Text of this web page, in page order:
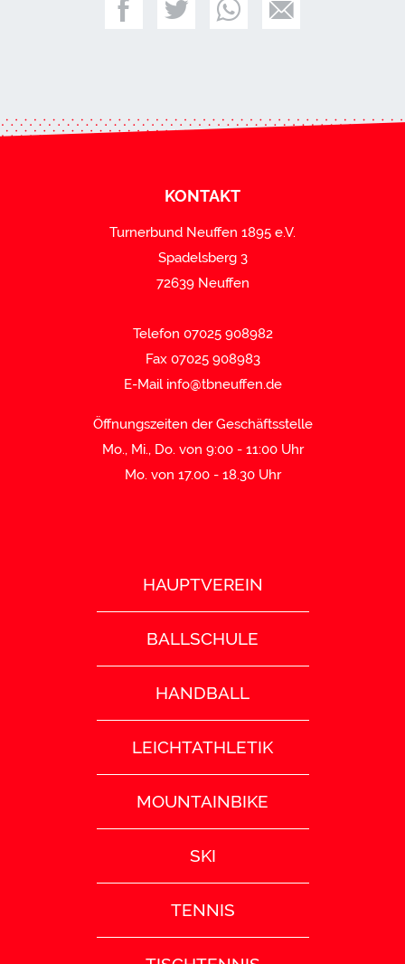
KONTAKT
Turnerbund Neuffen 1895 e.V.
Spadelsberg 3
72639 Neuffen
Telefon 07025 908982
Fax 07025 908983
E-Mail info@tbneuffen.de
Öffnungszeiten der Geschäftsstelle
Mo., Mi., Do. von 9:00 - 11:00 Uhr
Mo. von 17.00 - 18.30 Uhr
HAUPTVEREIN
BALLSCHULE
HANDBALL
LEICHTATHLETIK
MOUNTAINBIKE
SKI
TENNIS